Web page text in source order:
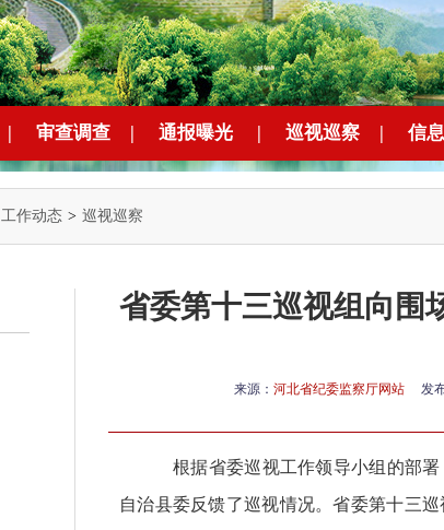
| 审查调查 | 通报曝光 | 巡视巡察 | 信
工作动态 > 巡视巡察
省委第十三巡视组向围
来源： 河北省纪委监察厅网站 发
根据省委巡视工作领导小组的部署
自治县委反馈了巡视情况。省委第十三